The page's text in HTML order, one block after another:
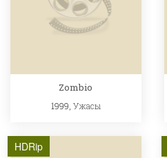
Zombio
1999, Ужасы
HDRip